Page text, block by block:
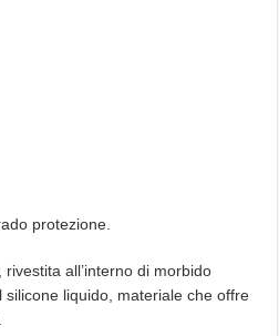
protezione.
all’interno di morbido
liquido, materiale che offre